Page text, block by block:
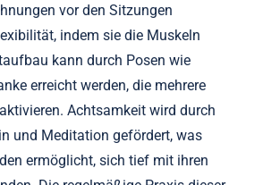
vor den Sitzungen
indem sie die Muskeln
kann durch Posen wie
erreicht werden, die mehrere
Achtsamkeit wird durch
und Meditation gefördert, was
ermöglicht, sich tief mit ihren